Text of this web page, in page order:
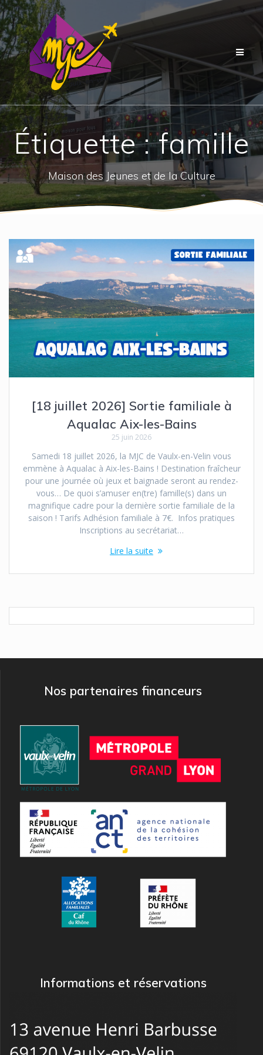
contenu
Étiquette :famille
Maison des Jeunes et de la Culture
[18 juillet 2026] Sortie familiale à
Aqualac Aix-les-Bains
25 juin 2026
Samedi 18 juillet 2026, la MJC de Vaulx-en-Velin vous
emmène à Aqualac à Aix-les-Bains ! Destination fraîcheur
pour une journée où jeux et baignade seront au rendez-
vous… De quoi s’amuser en(tre) famille(s) dans un
magnifique cadre pour la dernière sortie familiale de la
saison ! Tarifs Adhésion familiale à 7€. Infos pratiques
Inscriptions au secrétariat…
Lire la suite
Nos partenaires financeurs
Informations et réservations